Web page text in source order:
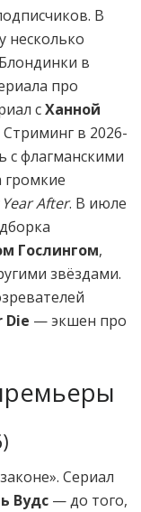
В
несколько
в
про
сХанной
Стриминг в 2026-
флагманскими
громкие
After. В июле
Гослингом,
звёздами.
Die — экшен про
Сериал
Вудс — до того,